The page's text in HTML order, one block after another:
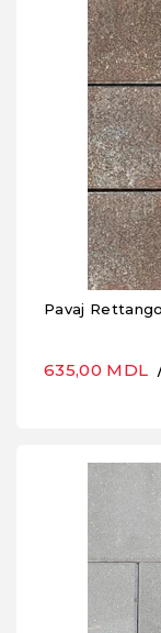
Pavaj
635,00 MDL